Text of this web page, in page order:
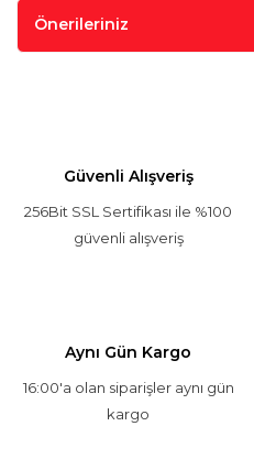
Önerileriniz
Güvenli Alışveriş
256Bit SSL Sertifikası ile %100
güvenli alışveriş
Aynı Gün Kargo
16:00'a olan siparişler aynı gün
kargo